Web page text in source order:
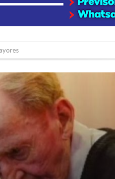
a los niños en su día
renovados
superar los 80 km/h
la región